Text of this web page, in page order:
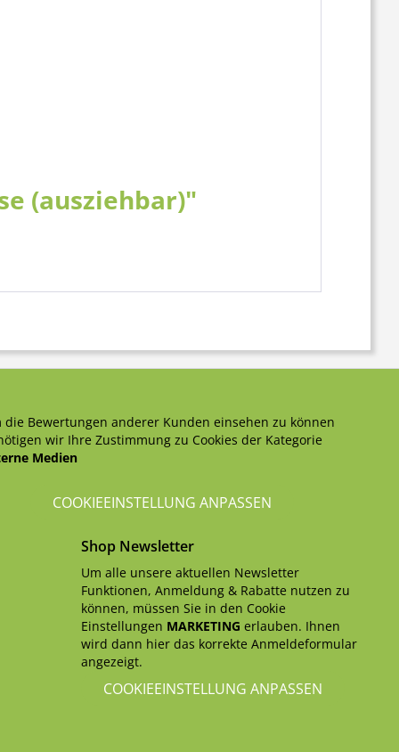
(ausziehbar)"
die Bewertungen anderer Kunden einsehen zu können
wir Ihre Zustimmung zu Cookies der Kategorie
Medien
COOKIEEINSTELLUNG ANPASSEN
Shop Newsletter
Um alle unsere aktuellen Newsletter
Funktionen, Anmeldung & Rabatte nutzen zu
können, müssen Sie in den Cookie
Einstellungen MARKETING erlauben. Ihnen
wird dann hier das korrekte Anmeldeformular
angezeigt.
COOKIEEINSTELLUNG ANPASSEN